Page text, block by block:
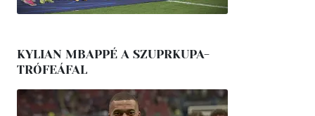
KYLIAN MBAPPÉ A SZUPRKUPA-
TRÓFEÁFAL